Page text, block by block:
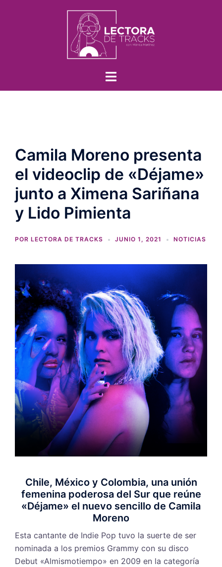
Camila Moreno presenta
el videoclip de «Déjame»
junto a Ximena Sariñana
y Lido Pimienta
POR LECTORA DE TRACKS JUNIO 1, 2021 NOTICIAS
Chile, México y Colombia, una unión
femenina poderosa del Sur que reúne
«Déjame» el nuevo sencillo de Camila
Moreno
Esta cantante de Indie Pop tuvo la suerte de ser
nominada a los premios Grammy con su disco
Debut «Almismotiempo» en 2009 en la categoría